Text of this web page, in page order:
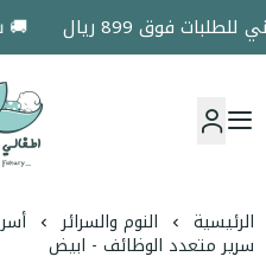
فوق 899 ريال 🚚
الرئيسية النوم والسرائر
سرير متعدد الوظائف - ابيض